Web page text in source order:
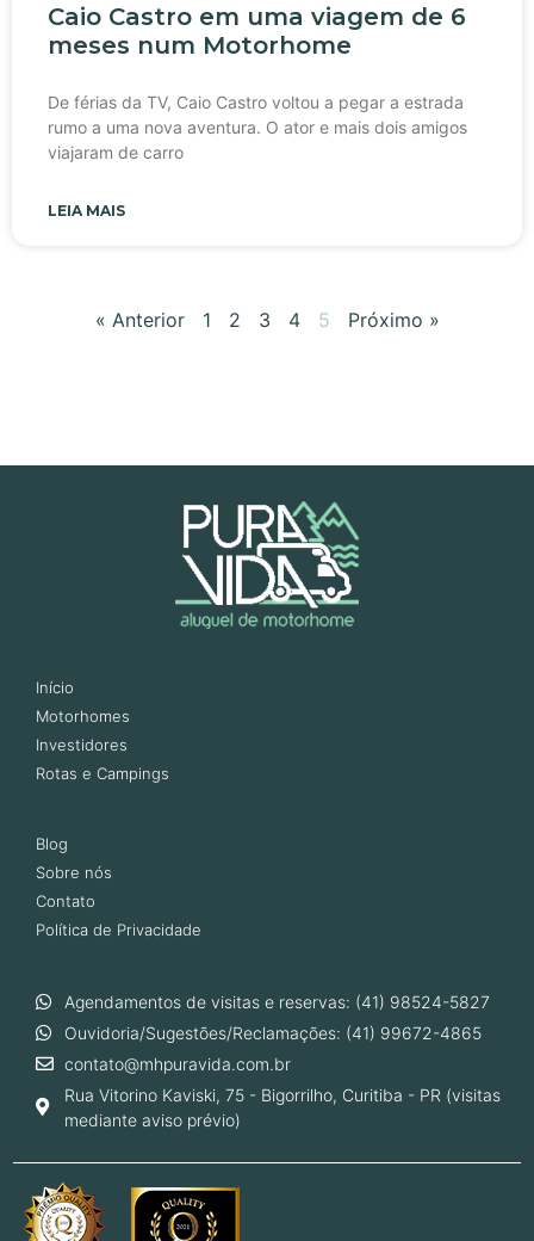
Caio Castro em uma viagem de 6
meses num Motorhome
De férias da TV, Caio Castro voltou a pegar a estrada
rumo a uma nova aventura. O ator e mais dois amigos
viajaram de carro
LEIA MAIS
« Anterior 1 2 3 4 5 Próximo »
Início
Motorhomes
Investidores
Rotas e Campings
Blog
Sobre nós
Contato
Política de Privacidade
Agendamentos de visitas e reservas: (41) 98524-5827
Ouvidoria/Sugestões/Reclamações: (41) 99672-4865
contato@mhpuravida.com.br
Rua Vitorino Kaviski, 75 - Bigorrilho, Curitiba - PR (visitas
mediante aviso prévio)